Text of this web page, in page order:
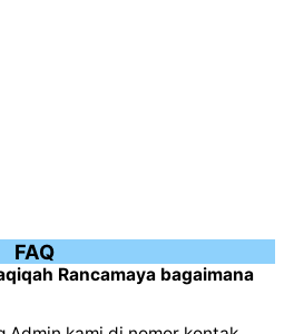
FAQ
Rancamaya bagaimana